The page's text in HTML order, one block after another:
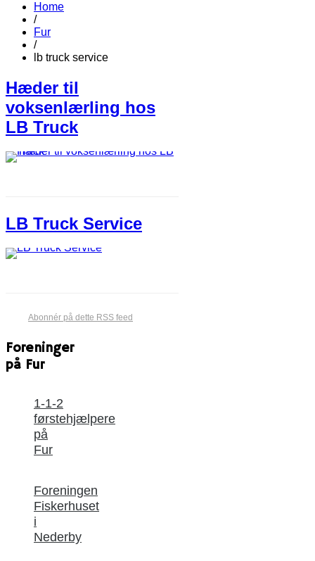
Home
/
Fur
/
lb truck service
Hæder til
voksenlærling hos
LB Truck
LB Truck Service
Abonnér på dette RSS feed
Foreninger
på Fur
1-1-2
førstehjælpere
på
Fur
Foreningen
Fiskerhuset
i
Nederby